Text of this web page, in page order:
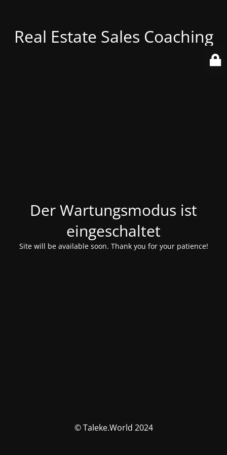
Real Estate Sales Coaching
Der Wartungsmodus ist
eingeschaltet
Site will be available soon. Thank you for your patience!
© Taleke.World 2024